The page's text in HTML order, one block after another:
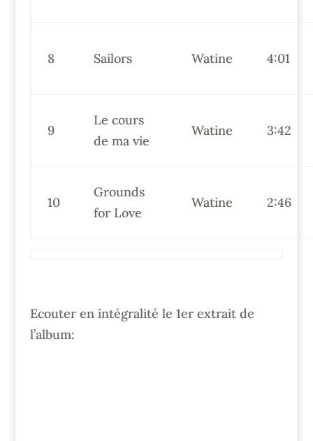
8 Sailors Watine 4:01
9
Le cours
de ma vie
Watine 3:42
10
Grounds
for Love
Watine 2:46
Ecouter en intégralité le 1er extrait de
l’album: